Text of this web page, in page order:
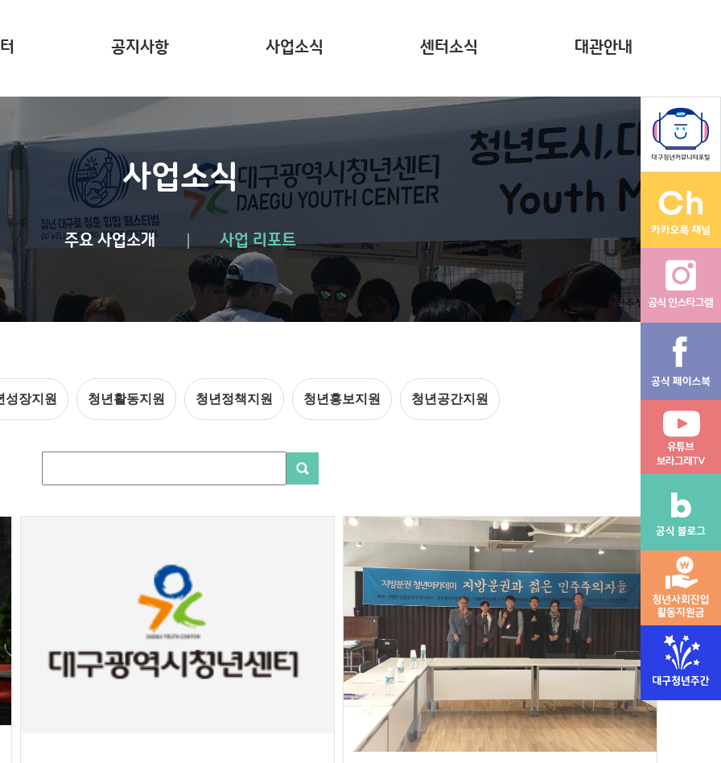
공지사항 사업소식
주요 사업소개
센터소식
뉴스레터(~2023)
계약현황 공시
대관안내
사업소식
주요 사업소개 사업 리포트
성장지원 청년활동지원 청년정책지원 청년홍보지원 청년공간지원